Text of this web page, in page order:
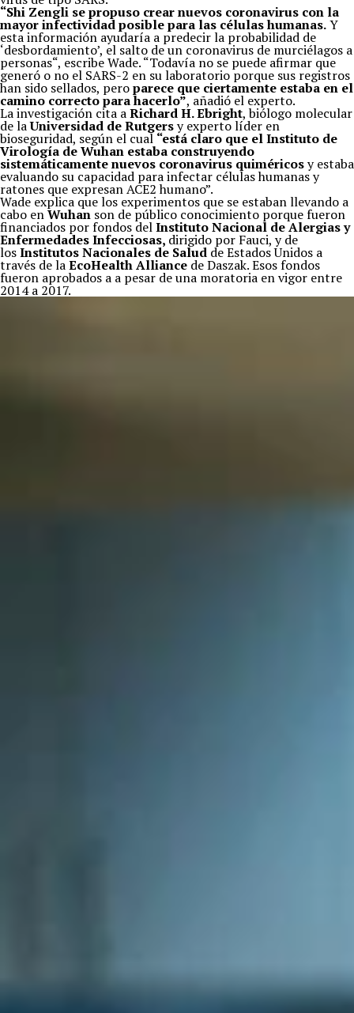
“Shi Zengli se propuso crear nuevos coronavirus con la
mayor infectividad posible para las células humanas.Y
esta información ayudaría a predecir la probabilidad de
‘desbordamiento’, el salto de un coronavirus de murciélagos a
personas“, escribe Wade. “Todavía no se puede afirmar que
generó o no el SARS-2 en su laboratorio porque sus registros
han sido sellados, peroparece que ciertamente estaba en el
camino correcto para hacerlo”, añadió el experto.
La investigación cita aRichard H. Ebright, biólogo molecular
de laUniversidad de Rutgersy experto líder en
bioseguridad, según el cual“está claro que el Instituto de
Virología de Wuhan estaba construyendo
sistemáticamente nuevos coronavirus quiméricosy estaba
evaluando su capacidad para infectar células humanas y
ratones que expresan ACE2 humano”.
Wade explica que los experimentos que se estaban llevando a
cabo enWuhan son de público conocimiento porque fueron
financiados por fondos delInstituto Nacional de Alergias y
Enfermedades Infecciosas, dirigido por Fauci, y de
losInstitutos Nacionales de Salud de Estados Unidos a
través de laEcoHealth Alliance de Daszak. Esos fondos
fueron aprobados a a pesar de una moratoria en vigor entre
2014 a 2017.